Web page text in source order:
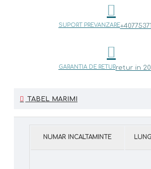
SUPORT PREVANZARE
GARANTIA DE RETURretur in
TABEL MARIMI
NUMAR INCALTAMINTE